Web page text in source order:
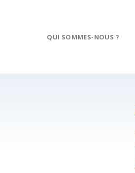
QUI SOMMES-NOUS ?